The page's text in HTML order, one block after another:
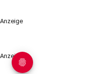
Anzeige
Anzeige